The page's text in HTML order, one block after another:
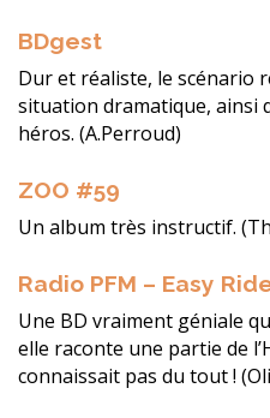
BDgest
Dur et réaliste, le scénario
situation dramatique, ainsi
héros. (A.Perroud)
ZOO #59
Un album très instructif.
Radio PFM – Easy
Une BD vraiment géniale
elle raconte une partie de
connaissait pas du tout !